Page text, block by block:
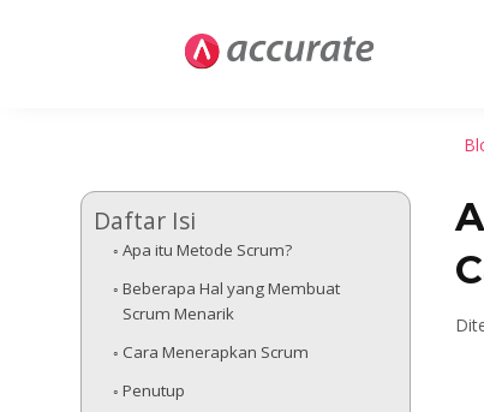
Daftar Isi
Apa itu Metode Scrum?
Beberapa Hal yang Membuat
Scrum Menarik
Cara Menerapkan Scrum
Penutup